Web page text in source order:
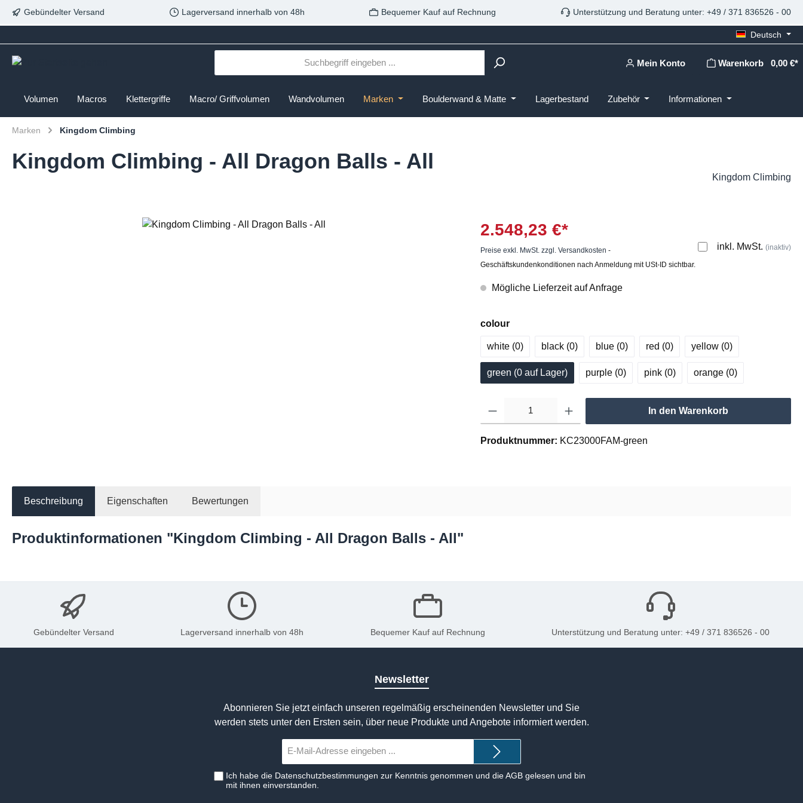
Gebündelter Versand Lagerversand innerhalb von 48h Bequemer Kauf auf Rechnung Unterstützung und Beratung unter: +49 / 371 836526 - 00
Deutsch
Mein Konto Warenkorb 0,00 €*
Volumen Macros Klettergriffe Macro/ Griffvolumen Wandvolumen Marken Boulderwand & Matte Lagerbestand Zubehör Informationen
Marken Kingdom Climbing
Kingdom Climbing - All Dragon Balls - All
Kingdom Climbing
2.548,23 €*
inkl. MwSt. (inaktiv)
Preise exkl. MwSt. zzgl. Versandkosten -
Geschäftskundenkonditionen nach Anmeldung mit USt-ID sichtbar.
Mögliche Lieferzeit auf Anfrage
colour
white (0) black (0) blue (0) red (0) yellow (0)
green (0 auf Lager) purple (0) pink (0) orange (0)
In den Warenkorb
Produktnummer: KC23000FAM-green
Beschreibung Eigenschaften Bewertungen
Produktinformationen "Kingdom Climbing - All Dragon Balls - All"
Gebündelter Versand Lagerversand innerhalb von 48h Bequemer Kauf auf Rechnung Unterstützung und Beratung unter: +49 / 371 836526 - 00
Newsletter
Abonnieren Sie jetzt einfach unseren regelmäßig erscheinenden Newsletter und Sie
werden stets unter den Ersten sein, über neue Produkte und Angebote informiert werden.
Mail-
Adresse*
Ich habe die Datenschutzbestimmungen zur Kenntnis genommen und dieAGB gelesen und bin
mit ihnen einverstanden.